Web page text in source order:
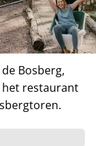
Bosberg,
het restaurant